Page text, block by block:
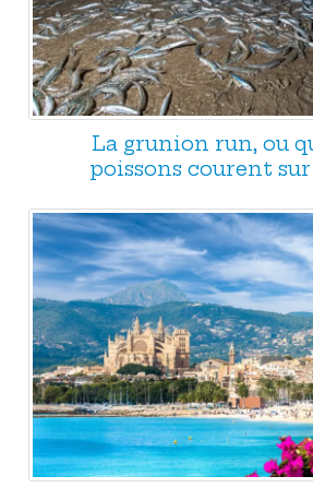
La grunion run, ou
poissons courent